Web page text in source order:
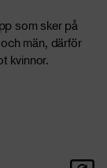
som sker på
män, därför
kvinnor.
könsstympning.
våld